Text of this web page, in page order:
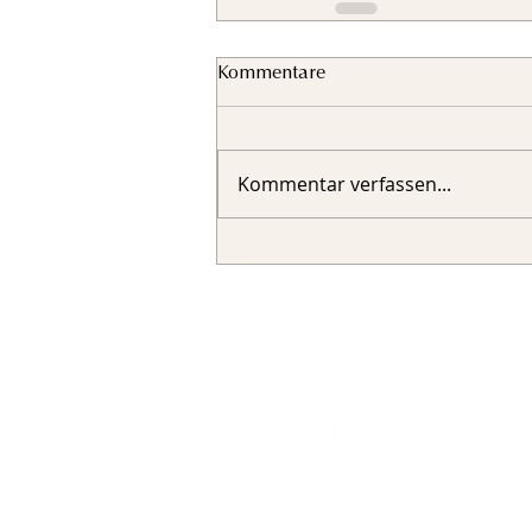
Kommentare
Kommentar verfassen...